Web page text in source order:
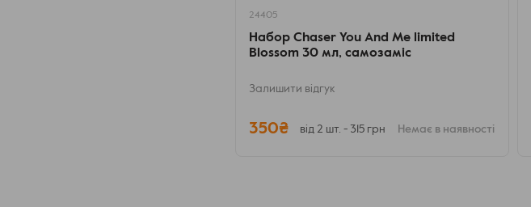
24405
Набор Chaser You And Me limited
Blossom 30 мл, самозаміс
Залишити відгук
350₴ від 2 шт. - 315 грн Немає в наявності